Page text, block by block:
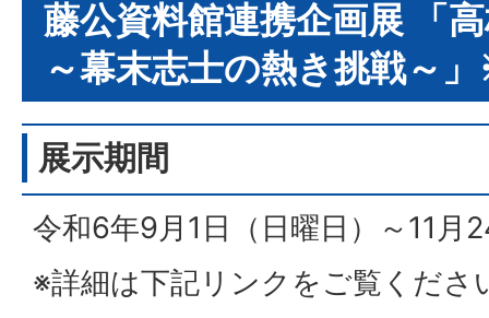
藤公資料館連携企画展 「
～幕末志士の熱き挑戦～
展示期間
令和6年9月1日（日曜日）～11月
※詳細は下記リンクをご覧くださ